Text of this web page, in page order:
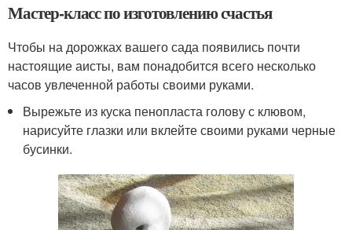
Мастер-класс по изготовлению счастья
Чтобы на дорожках вашего сада появились почти
настоящие аисты, вам понадобится всего несколько
часов увлеченной работы своими руками.
Вырежьте из куска пенопласта голову с клювом,
нарисуйте глазки или вклейте своими руками черные
бусинки.